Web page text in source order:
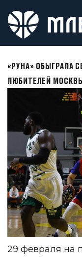
«РУНА» ОБЫГРАЛА
ЛЮБИТЕЛЕЙ
29 февраля на